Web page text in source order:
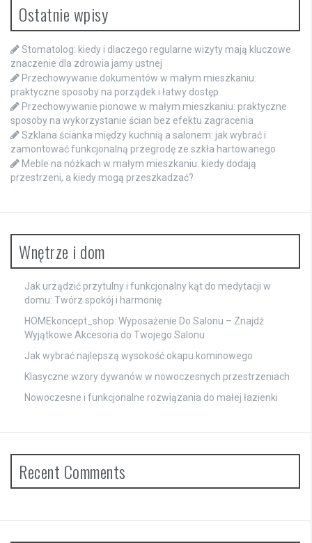
Ostatnie wpisy
Stomatolog: kiedy i dlaczego regularne wizyty mają kluczowe
znaczenie dla zdrowia jamy ustnej
Przechowywanie dokumentów w małym mieszkaniu:
praktyczne sposoby na porządek i łatwy dostęp
Przechowywanie pionowe w małym mieszkaniu: praktyczne
sposoby na wykorzystanie ścian bez efektu zagracenia
Szklana ścianka między kuchnią a salonem: jak wybrać i
zamontować funkcjonalną przegrodę ze szkła hartowanego
Meble na nóżkach w małym mieszkaniu: kiedy dodają
przestrzeni, a kiedy mogą przeszkadzać?
Wnętrze i dom
Jak urządzić przytulny i funkcjonalny kąt do medytacji w
domu: Twórz spokój i harmonię
HOMEkoncept_shop: Wyposażenie Do Salonu – Znajdź
Wyjątkowe Akcesoria do Twojego Salonu
Jak wybrać najlepszą wysokość okapu kominowego
Klasyczne wzory dywanów w nowoczesnych przestrzeniach
Nowoczesne i funkcjonalne rozwiązania do małej łazienki
Recent Comments